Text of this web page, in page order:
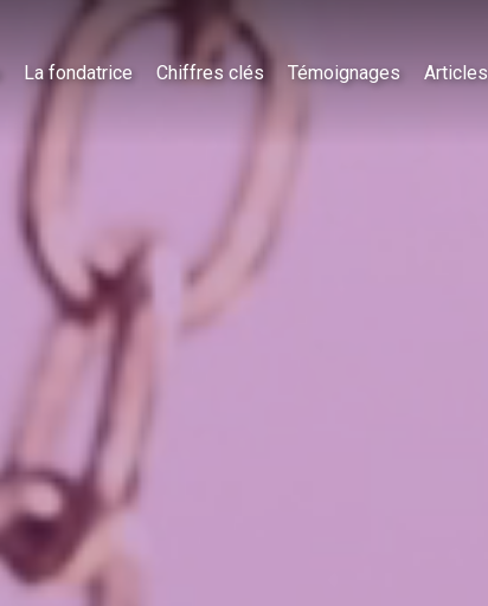
La fondatrice Chiffres clés Témoignages Articles